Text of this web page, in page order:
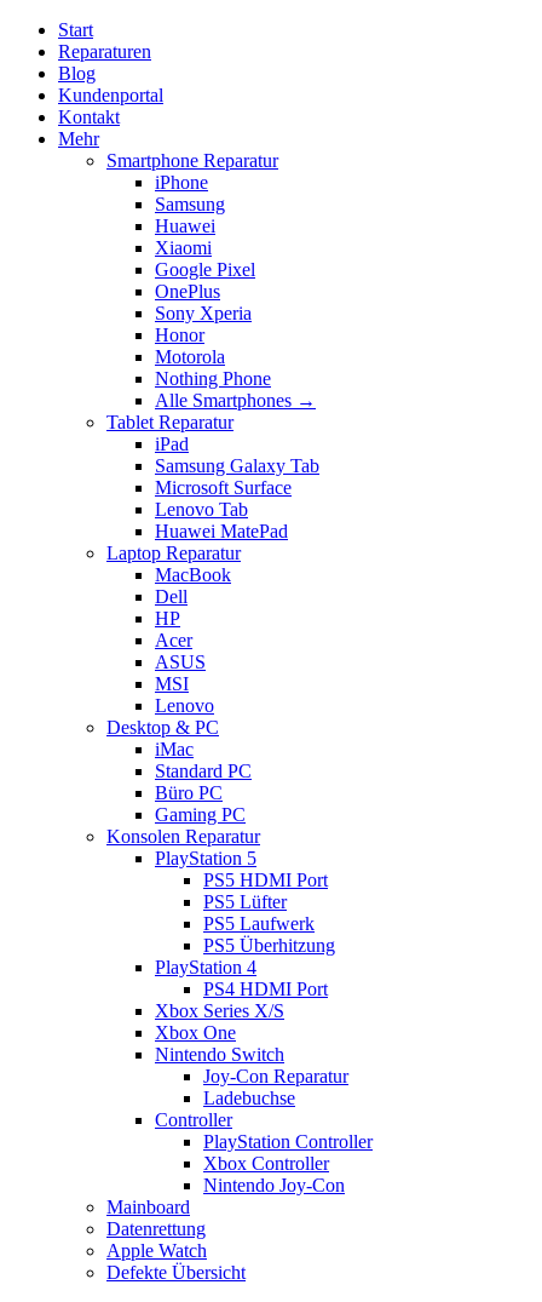
Start
Reparaturen
Blog
Kundenportal
Kontakt
Mehr
Smartphone Reparatur
iPhone
Samsung
Huawei
Xiaomi
Google Pixel
OnePlus
Sony Xperia
Honor
Motorola
Nothing Phone
Alle Smartphones →
Tablet Reparatur
iPad
Samsung Galaxy Tab
Microsoft Surface
Lenovo Tab
Huawei MatePad
Laptop Reparatur
MacBook
Dell
HP
Acer
ASUS
MSI
Lenovo
Desktop & PC
iMac
Standard PC
Büro PC
Gaming PC
Konsolen Reparatur
PlayStation 5
PS5 HDMI Port
PS5 Lüfter
PS5 Laufwerk
PS5 Überhitzung
PlayStation 4
PS4 HDMI Port
Xbox Series X/S
Xbox One
Nintendo Switch
Joy-Con Reparatur
Ladebuchse
Controller
PlayStation Controller
Xbox Controller
Nintendo Joy-Con
Mainboard
Datenrettung
Apple Watch
Defekte Übersicht